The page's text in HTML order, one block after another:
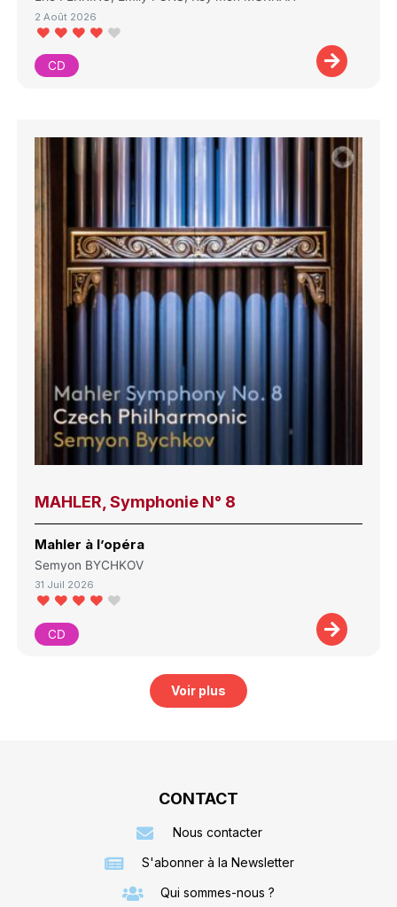
2 Août 2026
CD
MAHLER, Symphonie N° 8
Mahler à l’opéra
Semyon BYCHKOV
31 Juil 2026
CD
Voir plus
CONTACT
Nous contacter
S'abonner à la Newsletter
Qui sommes-nous ?